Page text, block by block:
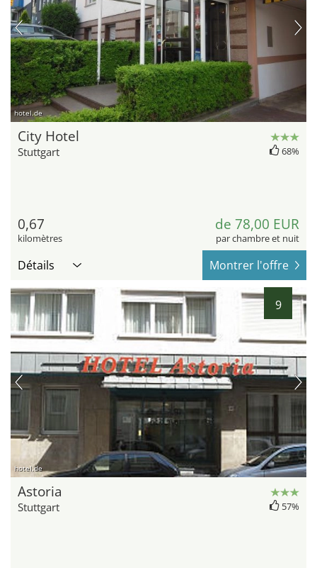
hotel.de
City Hotel
Stuttgart 68%
0,67
kilomètres
de 78,00 EUR
par chambre et nuit
Détails Montrer l'offre
9
hotel.de
Astoria
Stuttgart 57%